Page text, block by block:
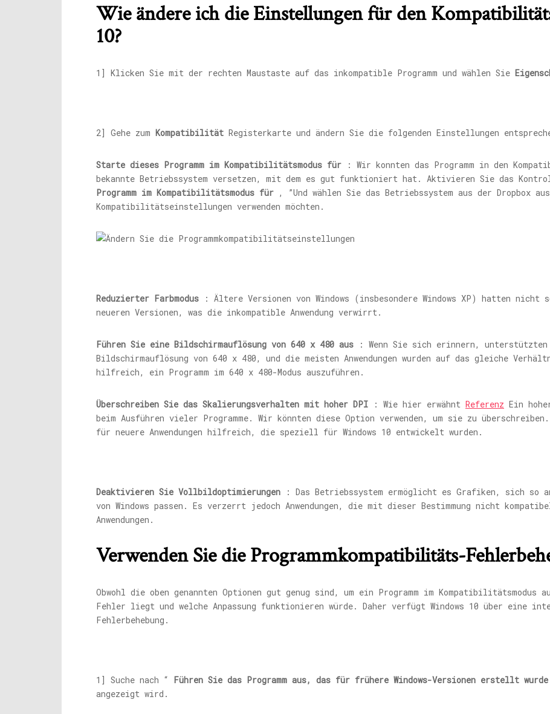
Wie ändere ich die Einstellungen für den
10?
1] Klicken Sie mit der rechten Maustaste auf das inkompatible Programm und wählen Sie
2] Gehe zum Kompatibilität Registerkarte und ändern Sie die folgenden Einstellungen
Starte dieses Programm im Kompatibilitätsmodus für : Wir konnten das Programm in den
bekannte Betriebssystem versetzen, mit dem es gut funktioniert hat. Aktivieren Sie das
Programm im Kompatibilitätsmodus für , ”Und wählen Sie das Betriebssystem aus der Dropbox
Kompatibilitätseinstellungen verwenden möchten.
Reduzierter Farbmodus : Ältere Versionen von Windows (insbesondere Windows XP) hatten
neueren Versionen, was die inkompatible Anwendung verwirrt.
Führen Sie eine Bildschirmauflösung von 640 x 480 aus : Wenn Sie sich erinnern, unterstützten
Bildschirmauflösung von 640 x 480, und die meisten Anwendungen wurden auf das gleiche
hilfreich, ein Programm im 640 x 480-Modus auszuführen.
Überschreiben Sie das Skalierungsverhalten mit hoher DPI : Wie hier erwähnt Referenz Ein
beim Ausführen vieler Programme. Wir könnten diese Option verwenden, um sie zu
für neuere Anwendungen hilfreich, die speziell für Windows 10 entwickelt wurden.
Deaktivieren Sie Vollbildoptimierungen : Das Betriebssystem ermöglicht es Grafiken, sich so
von Windows passen. Es verzerrt jedoch Anwendungen, die mit dieser Bestimmung nicht
Anwendungen.
Verwenden Sie die Programmkompatibilitäts-
Obwohl die oben genannten Optionen gut genug sind, um ein Programm im Kompatibilitätsmodus
Fehler liegt und welche Anpassung funktionieren würde. Daher verfügt Windows 10 über eine
Fehlerbehebung.
1] Suche nach “ Führen Sie das Programm aus, das für frühere Windows-Versionen erstellt wurde
angezeigt wird.